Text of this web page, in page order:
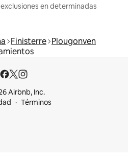
en determinadas
Finisterre Plougonven
Airbnb, Inc.
Términos